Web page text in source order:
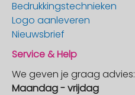
Bedrukkingstechnieken
Logo aanleveren
Nieuwsbrief
Service & Help
We geven je graag advies:
Maandag - vrijdag